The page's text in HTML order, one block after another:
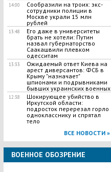
14:00
Сообразили на троих: экс-
сотрудники полиции в
Москве украли 15 млн
рублей
13:48
Его даже в университеты
брать не хотели: Путин
назвал губернаторство
Саакашвили плевком
одесситам
13:33
Ожидаемый ответ Киева на
арест диверсантов: ФСБ в
Крыму "назначает"
шпионами и подрывниками
бывших украинских военных
12:38
Шокирующее убийство в
Иркутской области:
подросток перерезал горло
однокласснику и спрятал
тело
ВСЕ НОВОСТИ »
ВОЕННОЕ ОБОЗРЕНИЕ